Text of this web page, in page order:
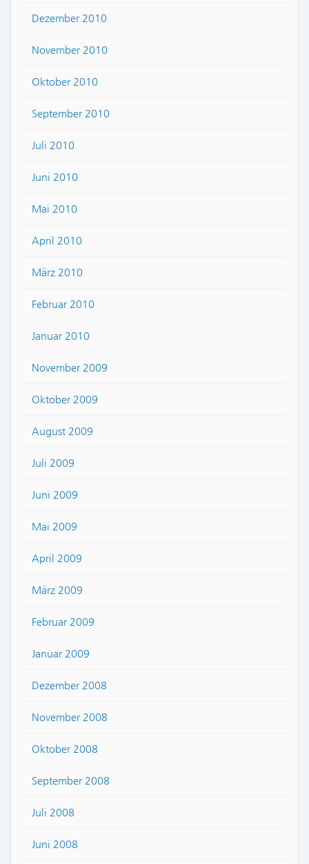
Dezember 2010
November 2010
Oktober 2010
September 2010
Juli 2010
Juni 2010
Mai 2010
April 2010
März 2010
Februar 2010
Januar 2010
November 2009
Oktober 2009
August 2009
Juli 2009
Juni 2009
Mai 2009
April 2009
März 2009
Februar 2009
Januar 2009
Dezember 2008
November 2008
Oktober 2008
September 2008
Juli 2008
Juni 2008